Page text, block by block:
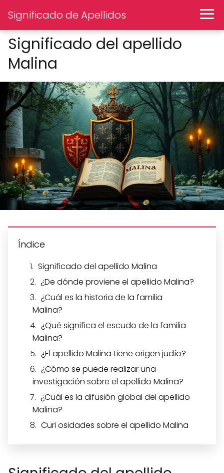
Significado de Apellidos
Significado del apellido
Malina
Índice
Significado del apellido Malina
¿De dónde proviene el apellido Malina?
¿Cuál es la historia de la familia
Malina?
¿Qué significa el escudo de la familia
Malina?
¿El apellido Malina tiene origen judío?
¿Cómo se puede realizar una
investigación sobre el apellido Malina?
¿Cuál es la difusión global del apellido
Malina?
Curi osidades sobre el apellido Malina